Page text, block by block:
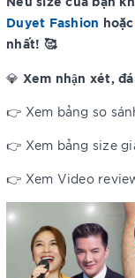
Duyet Fashion hoặc
nhất! 🥰
💎 Xem nhận xét,
👉 Xem bảng so
👉 Xem bảng size
👉 Xem Video